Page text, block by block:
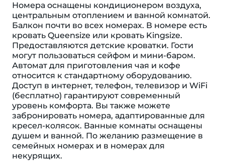
Номера оснащены кондиционером воздуха,
центральным отоплением и ванной комнатой.
Балкон почти во всех номерах. В номере есть
кровать Queensize или кровать Kingsize.
Предоставляются детские кроватки. Гости
могут пользоваться сейфом и мини-баром.
Автомат для приготовления чая и кофе
относится к стандартному оборудованию.
Доступ в интернет, телефон, телевизор и WiFi
(бесплатно) гарантируют современный
уровень комфорта. Вы также можете
забронировать номера, адаптированные для
кресел-колясок. Ванные комнаты оснащены
душем и ванной. По желанию размещение в
семейных номерах и в номерах для
некурящих.